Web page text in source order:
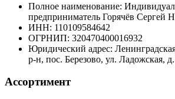
Полное наименование:
предприниматель Горячёв Сергей
ИНН: 110109584642
ОГРНИП: 320470400016932
Юридический адрес:
р-н, пос. Березово, ул. Ладожская,
Ассортимент